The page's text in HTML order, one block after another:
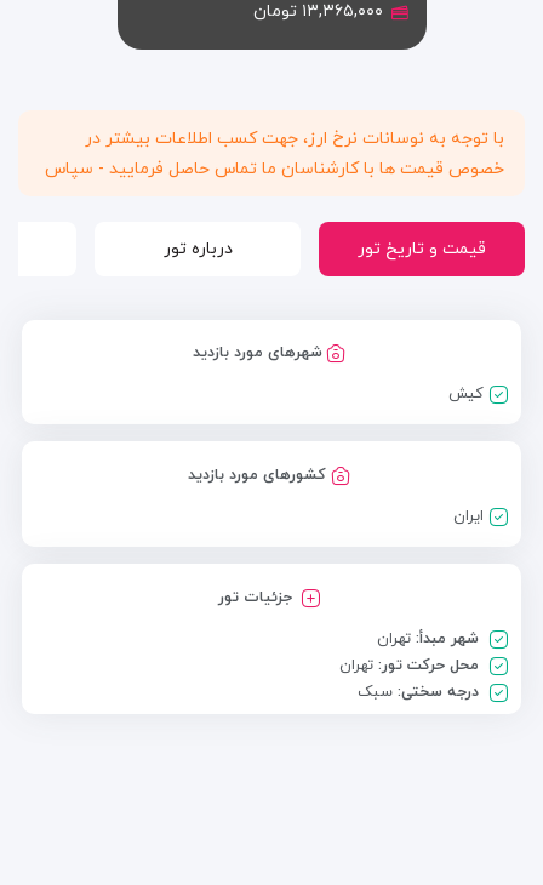
۱۳,۳۶۵,۰۰۰ تومان
با توجه به نوسانات نرخ ارز، جهت کسب اطلاعات بیشتر در
خصوص قیمت ها با کارشناسان ما تماس حاصل فرمایید - سپاس
قیمت و تاریخ تور درباره تور
شهرهای مورد بازدید
کیش
کشورهای مورد بازدید
ایران
جزئیات تور
شهر مبدأ: تهران
محل حرکت تور: تهران
درجه سختی: سبک